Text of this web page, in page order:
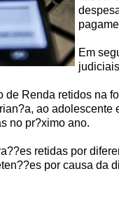
Em
de Renda retidos na
ao
no pr?ximo ano.
retidas por
por causa da